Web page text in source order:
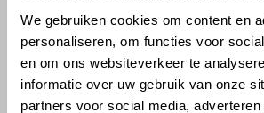
We gebruiken cookies om content en
personaliseren, om functies voor
en om ons websiteverkeer te
informatie over uw gebruik van onze
partners voor social media,
check_circleDé bouwmarkt van Altena
check_circle Direct uit grote voorraad geleverd met
check_circleLevering in NL en BE